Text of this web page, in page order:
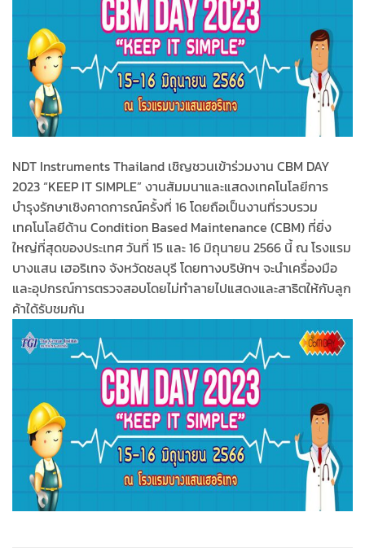
NDT Instruments Thailand เชิญชวนเข้าร่วมงาน CBM DAY
2023 “KEEP IT SIMPLE” งานสัมมนาและแสดงเทคโนโลยีการ
บำรุงรักษาเชิงคาดการณ์ครั้งที่ 16 โดยถือเป็นงานที่รวบรวม
เทคโนโลยีด้าน Condition Based Maintenance (CBM) ที่ยิ่ง
ใหญ่ที่สุดของประเทศ วันที่ 15 และ 16 มิถุนายน 2566 นี้ ณ โรงแรม
บางแสน เฮอริเทจ จังหวัดชลบุรี โดยทางบริษัทฯ จะนำเครื่องมือ
และอุปกรณ์การตรวจสอบโดยไม่ทำลายไปแสดงและสาธิตให้กับลูก
ค้าใด้รับชมกัน